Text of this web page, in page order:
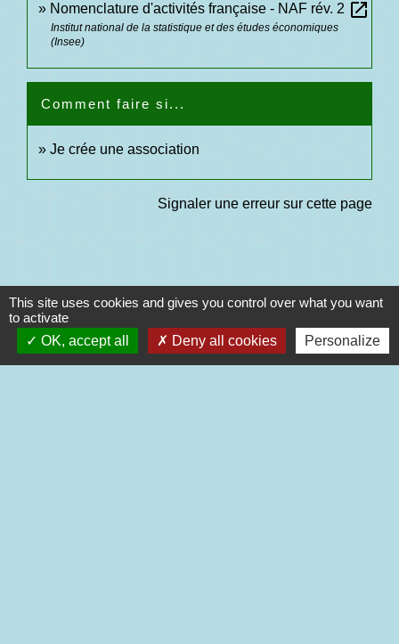
Nomenclature d'activités française - NAF rév. 2 open_in_new
Institut national de la statistique et des études économiques
(Insee)
Comment faire si...
Je crée une association
Signaler une erreur sur cette page
Contacts
This site uses cookies and gives you control over what you want
to activate
OK, accept all
Deny all cookies Personalize